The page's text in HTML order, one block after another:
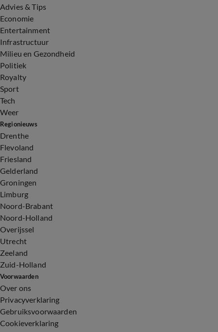
Advies & Tips
Economie
Entertainment
Infrastructuur
Milieu en Gezondheid
Politiek
Royalty
Sport
Tech
Weer
Regionieuws
Drenthe
Flevoland
Friesland
Gelderland
Groningen
Limburg
Noord-Brabant
Noord-Holland
Overijssel
Utrecht
Zeeland
Zuid-Holland
Voorwaarden
Over ons
Privacyverklaring
Gebruiksvoorwaarden
Cookieverklaring